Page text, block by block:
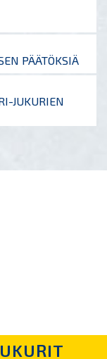
PÄÄTÖKSIÄ
JUKURIEN